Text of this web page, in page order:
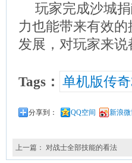
玩家完成沙城
力也能带来有效
发展，对玩家来说
Tags： 单机版传
分享到： QQ空间 新浪
上一篇： 对战士全部技能的看法